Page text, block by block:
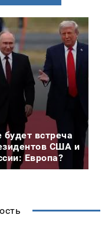
будет встреча
США и
Европа?